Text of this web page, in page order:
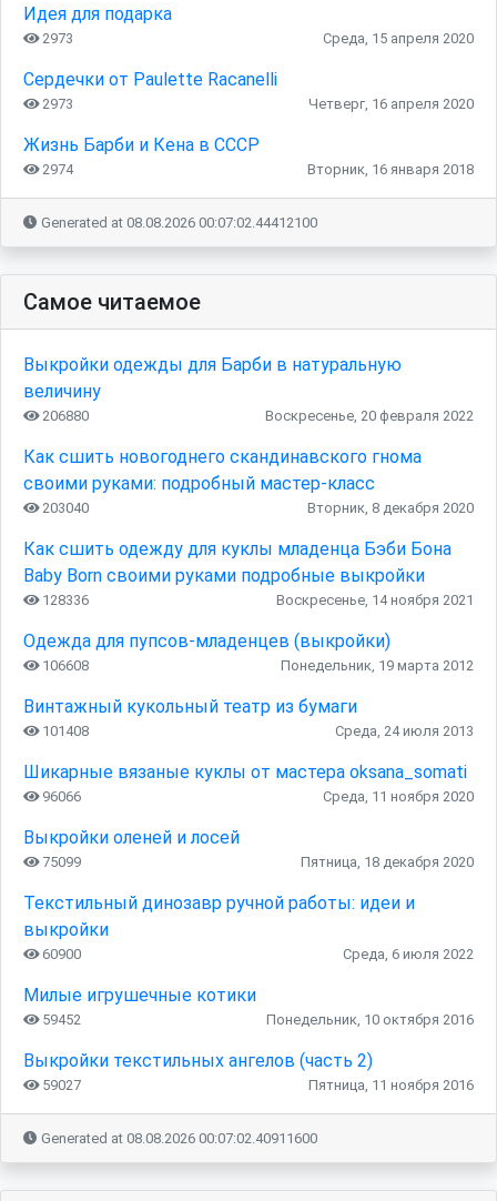
Идея для подарка
2973 Среда, 15 апреля 2020
Сердечки от Paulette Racanelli
2973 Четверг, 16 апреля 2020
Жизнь Барби и Кена в СССР
2974 Вторник, 16 января 2018
Generated at 08.08.2026 00:07:02.44412100
Самое читаемое
Выкройки одежды для Барби в натуральную
величину
206880 Воскресенье, 20 февраля 2022
Как сшить новогоднего скандинавского гнома
своими руками: подробный мастер-класс
203040 Вторник, 8 декабря 2020
Как сшить одежду для куклы младенца Бэби Бона
Baby Born своими руками подробные выкройки
128336 Воскресенье, 14 ноября 2021
Одежда для пупсов-младенцев (выкройки)
106608 Понедельник, 19 марта 2012
Винтажный кукольный театр из бумаги
101408 Среда, 24 июля 2013
Шикарные вязаные куклы от мастера oksana_somati
96066 Среда, 11 ноября 2020
Выкройки оленей и лосей
75099 Пятница, 18 декабря 2020
Текстильный динозавр ручной работы: идеи и
выкройки
60900 Среда, 6 июля 2022
Милые игрушечные котики
59452 Понедельник, 10 октября 2016
Выкройки текстильных ангелов (часть 2)
59027 Пятница, 11 ноября 2016
Generated at 08.08.2026 00:07:02.40911600